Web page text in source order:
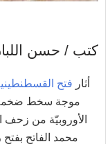
كتب / حسن
أثار فتح
موجة سخط ضخمة
الأوروبيّة من زحف
محمد الفاتح